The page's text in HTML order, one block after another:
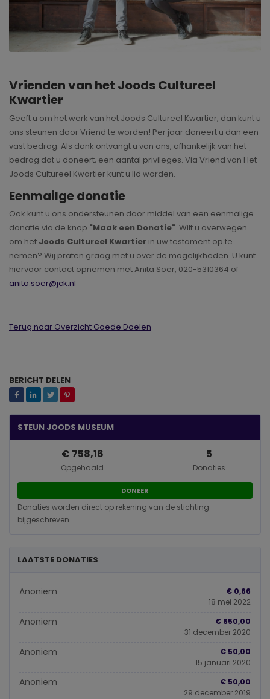
Vrienden van het Joods Cultureel
Kwartier
Geeft u om het werk van het Joods Cultureel Kwartier, dan kunt u
ons steunen door Vriend te worden! Per jaar doneert u dan een
vast bedrag. Als dank ontvangt u van ons, afhankelijk van het
bedrag dat u doneert, een aantal privileges. Via Vriend van Het
Joods Cultureel Kwartier kunt u lid worden.
Eenmailge donatie
Ook kunt u ons ondersteunen door middel van een eenmalige
donatie via de knop "Maak een Donatie". Wilt u overwegen
om het Joods Cultureel Kwartier in uw testament op te
nemen? Wij praten graag met u over de mogelijkheden. U kunt
hiervoor contact opnemen met Anita Soer, 020-5310364 of
anita.soer@jck.nl
Terug naar Overzicht Goede Doelen
BERICHT DELEN
STEUN JOODS MUSEUM
€ 758,16
Opgehaald
5
Donaties
DONEER
Donaties worden direct op rekening van de stichting
bijgeschreven
LAATSTE DONATIES
Anoniem
€ 0,66
18 mei 2022
Anoniem
€ 650,00
31 december 2020
Anoniem
€ 50,00
15 januari 2020
Anoniem
€ 50,00
29 december 2019